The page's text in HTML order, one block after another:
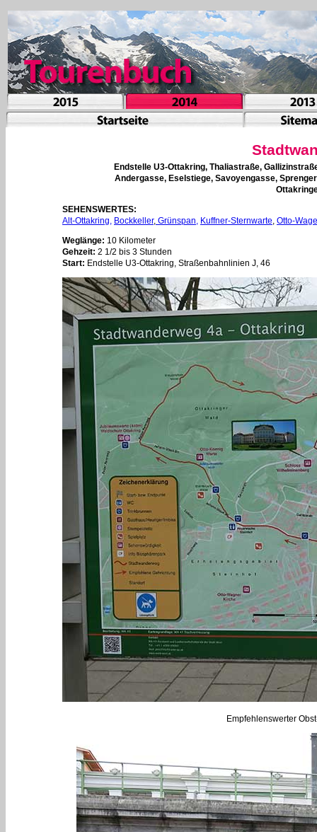
Endstelle U3-Ottakring, Thaliastraße,
Andergasse, Eselstiege, Savoyengasse,
SEHENSWERTES:
Alt-Ottakring, Bockkeller, Grünspan, Kuffner-Sternwarte, Otto-
Weglänge: 10 Kilometer
Gehzeit: 2 1/2 bis 3 Stunden
Start: Endstelle U3-Ottakring, Straßenbahnlinien J, 46
Empfehlenswerter